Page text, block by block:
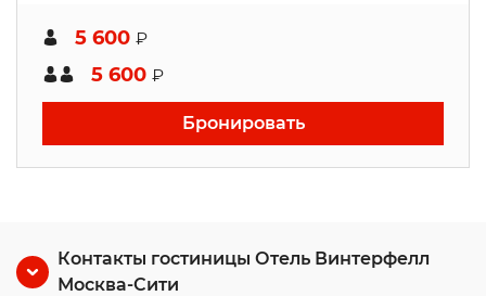
5 600 ₽
5 600 ₽
Бронировать
Контакты гостиницы Отель Винтерфелл
Москва-Сити